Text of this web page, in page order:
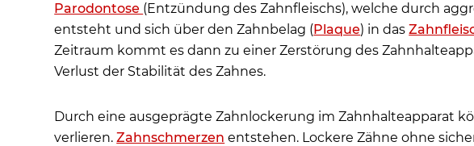
Häufige Patientenfragen
Parodontose (Entzündung des Zahnfleischs), welche durch
entsteht und sich über den Zahnbelag (Plaque) in das
Zeitraum kommt es dann zu einer Zerstörung des
Verlust der Stabilität des Zahnes.
Durch eine ausgeprägte Zahnlockerung im Zahnhalteapparat
verlieren.Zahnschmerzen entstehen. Lockere Zähne ohne